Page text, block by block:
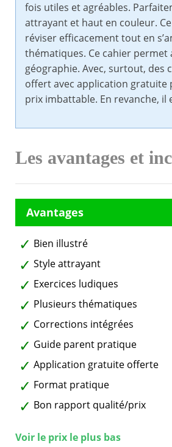
fois utiles et agréables.
attrayant et haut en couleur.
réviser efficacement tout en
thématiques. Ce cahier permet
géographie. Avec, surtout, des
offert avec application gratuite
prix imbattable. En revanche, il
Les avantages et
Bien illustré
Style attrayant
Exercices ludiques
Plusieurs thématiques
Corrections intégrées
Guide parent pratique
Application gratuite offerte
Format pratique
Bon rapport qualité/prix
Voir le prix le plus bas